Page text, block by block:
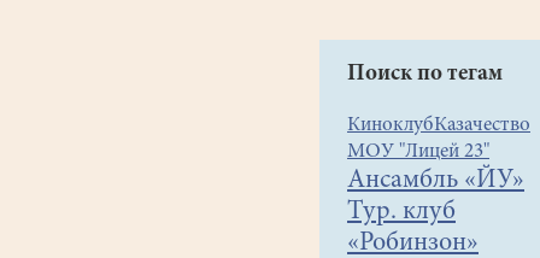
Поиск по тегам
КиноклубКазачество
МОУ "Лицей 23"
Ансамбль «ЙУ»
Тур. клуб
«Робинзон»